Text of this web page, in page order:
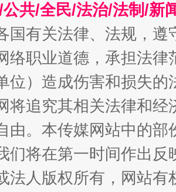
火 生生不息
共/全民/法治/法制/新
国有关法律、法规，
络职业道德，承担法
位）造成伤害和损失
将追究其相关法律和
由。本传媒网站中的
们将在第一时间作出
法人版权所有，网站